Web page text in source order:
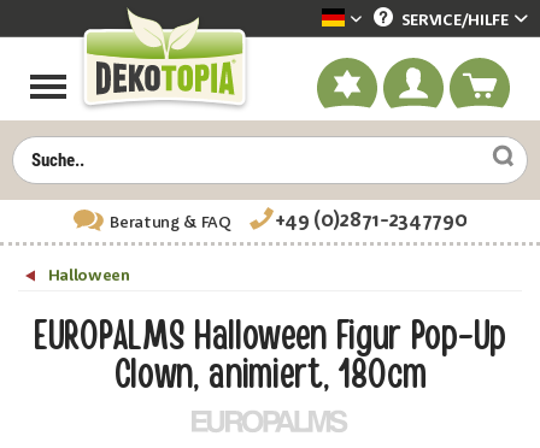
Dekotopia deutsch
SERVICE/HILFE
Beratung& FAQ +49 (0)2871-2347790
Halloween
EUROPALMS Halloween Figur Pop-Up
Clown, animiert, 180cm